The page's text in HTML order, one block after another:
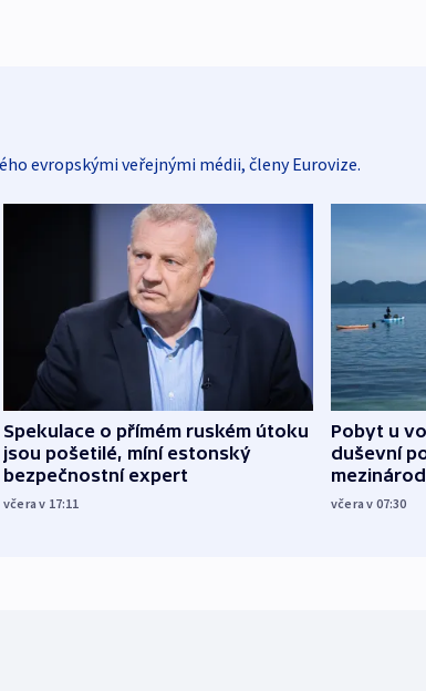
evropskými veřejnými médii, členy Eurovize.
Spekulace o přímém ruském útoku
jsou pošetilé, míní estonský
bezpečnostní expert
včera v 17:11
Pobyt u
duševní
včera v 07:30